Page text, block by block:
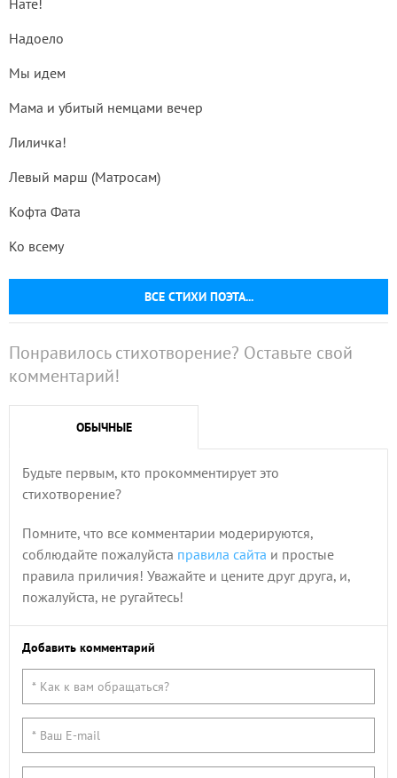
ВСЕ СТИХИ ПОЭТА...
Нате!
Надоело
Мы идем
Мама и убитый немцами вечер
Лиличка!
Левый марш (Матросам)
Кофта Фата
Ко всему
Понравилось стихотворение? Оставьте свой
комментарий!
ОБЫЧНЫЕ
Будьте первым, кто прокомментирует это
стихотворение?
Помните, что все комментарии модерируются,
соблюдайте пожалуйста правила сайта и простые
правила приличия! Уважайте и цените друг друга, и,
пожалуйста, не ругайтесь!
Добавить комментарий